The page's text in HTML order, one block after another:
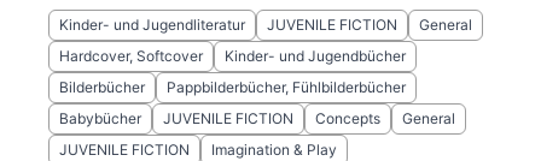
Kinder- und Jugendliteratur JUVENILE FICTION
General
Hardcover, Softcover
Kinder- und Jugendbücher
Bilderbücher
Pappbilderbücher, Fühlbilderbücher
Babybücher
JUVENILE FICTION Concepts
General
JUVENILE FICTION
Imagination & Play